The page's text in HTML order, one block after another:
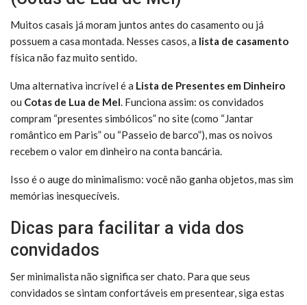
Muitos casais já moram juntos antes do casamento ou já
possuem a casa montada. Nesses casos, a lista de casamento
física não faz muito sentido.
Uma alternativa incrível é a Lista de Presentes em Dinheiro
ou Cotas de Lua de Mel. Funciona assim: os convidados
compram “presentes simbólicos” no site (como “Jantar
romântico em Paris” ou “Passeio de barco”), mas os noivos
recebem o valor em dinheiro na conta bancária.
Isso é o auge do minimalismo: você não ganha objetos, mas sim
memórias inesquecíveis.
Dicas para facilitar a vida dos
convidados
Ser minimalista não significa ser chato. Para que seus
convidados se sintam confortáveis em presentear, siga estas